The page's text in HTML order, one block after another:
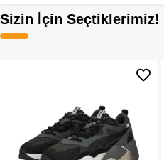
Sizin İçin Seçtiklerimiz!